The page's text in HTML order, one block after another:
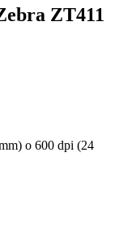
ZT411
o 600 dpi (24